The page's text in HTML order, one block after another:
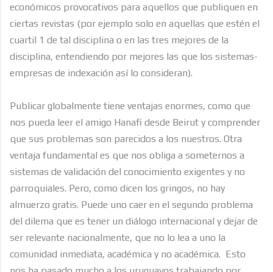
económicos provocativos para aquellos que publiquen en
ciertas revistas (por ejemplo solo en aquellas que estén el
cuartil 1 de tal disciplina o en las tres mejores de la
disciplina, entendiendo por mejores las que los sistemas-
empresas de indexación así lo consideran).
Publicar globalmente tiene ventajas enormes, como que
nos pueda leer el amigo Hanafi desde Beirut y comprender
que sus problemas son parecidos a los nuestros. Otra
ventaja fundamental es que nos obliga a someternos a
sistemas de validación del conocimiento exigentes y no
parroquiales. Pero, como dicen los gringos, no hay
almuerzo gratis. Puede uno caer en el segundo problema
del dilema que es tener un diálogo internacional y dejar de
ser relevante nacionalmente, que no lo lea a uno la
comunidad inmediata, académica y no académica. Esto